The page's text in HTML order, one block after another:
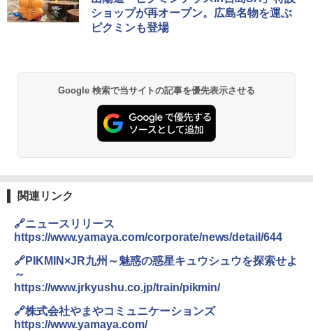
ショップが再オープン。広島名物を運ぶ
ピクミンも登場
Google 検索で当サイトの記事を優先表示させる
関連リンク
🔗ニュースリリース
https://www.yamaya.com/corporate/news/detail/644
🔗PIKMIN×JR九州～魅惑の惑星キュウシュウを探索せよ
～
https://www.jrkyushu.co.jp/train/pikmin/
🔗株式会社やまやコミュニケーションズ
https://www.yamaya.com/